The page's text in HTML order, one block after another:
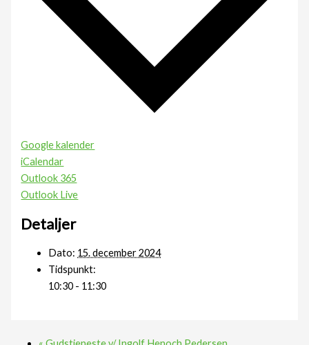
Google kalender
iCalendar
Outlook 365
Outlook Live
Detaljer
Dato: 15. december 2024
Tidspunkt:
10:30 - 11:30